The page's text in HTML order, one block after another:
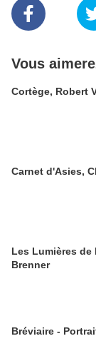
Vous
Cortège, Robert
Carnet d'Asies,
Les Lumières de
Brenner
Bréviaire -